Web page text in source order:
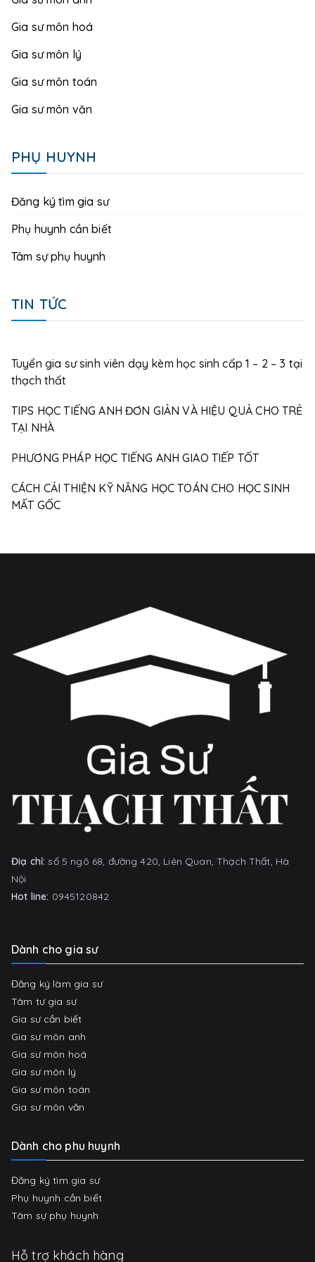
Gia sư môn hoá
Gia sư môn lý
Gia sư môn toán
Gia sư môn văn
PHỤ HUYNH
Đăng ký tìm gia sư
Phụ huynh cần biết
Tâm sự phụ huynh
TIN TỨC
Tuyển gia sư sinh viên dạy kèm học sinh cấp 1 – 2 – 3 tại
thạch thất
TIPS HỌC TIẾNG ANH ĐƠN GIẢN VÀ HIỆU QUẢ CHO TRẺ
TẠI NHÀ
PHƯƠNG PHÁP HỌC TIẾNG ANH GIAO TIẾP TỐT
CÁCH CẢI THIỆN KỸ NĂNG HỌC TOÁN CHO HỌC SINH
MẤT GỐC
Điạ chỉ:số 5 ngõ 68, đường 420, Liên Quan, Thạch Thất, Hà
Nội
Hot line: 0945120842
Dành cho gia sư
Đăng ký làm gia sư
Tâm tư gia sư
Gia sư cần biết
Gia sư môn anh
Gia sư môn hoá
Gia sư môn lý
Gia sư môn toán
Gia sư môn văn
Dành cho phu huynh
Đăng ký tìm gia sư
Phụ huynh cần biết
Tâm sự phụ huynh
Hỗ trợ khách hàng